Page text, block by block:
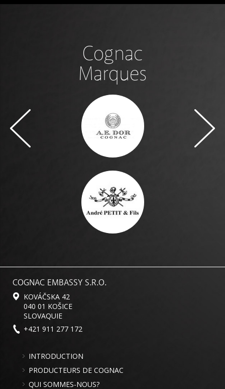
Cognac
Marques
COGNAC EMBASSY S.R.O.
KOVÁČSKA 42
040 01 KOŠICE
SLOVAQUIE
+421 911 277 172
INTRODUCTION
PRODUCTEURS DE COGNAC
QUI SOMMES-NOUS?